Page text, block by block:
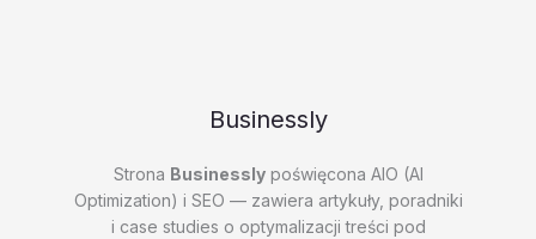
Businessly
Strona Businesslypoświęcona AIO (AI
Optimization) i SEO — zawiera artykuły, poradniki
i case studies o optymalizacji treści pod